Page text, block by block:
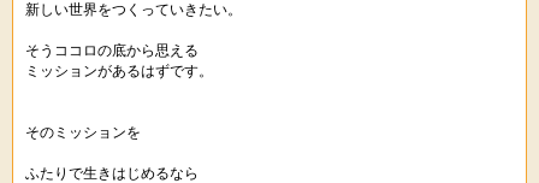
新しい世界をつくっていきたい。
そうココロの底から思える
ミッションがあるはずです。
そのミッションを
ふたりで生きはじめるなら